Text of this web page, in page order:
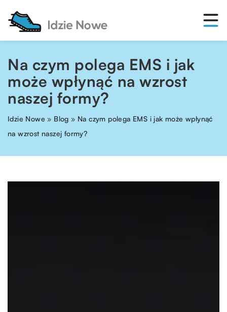
Na czym polega EMS i jak
może wpłynąć na wzrost
naszej formy?
Idzie Nowe » Blog » Na czym polega EMS i jak może wpłynąć
na wzrost naszej formy?